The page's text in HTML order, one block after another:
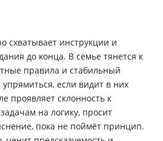
схватывает инструкции и
до конца. В семье тянется к
правила и стабильный
если видит в них
проявляет склонность к
на логику, просит
пока не поймёт принцип.